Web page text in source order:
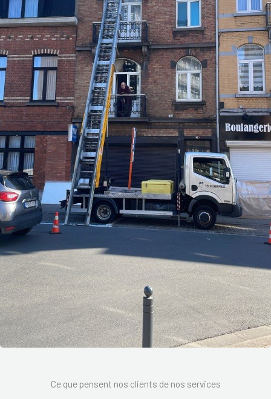
Ce que pensent nos clients de nos services